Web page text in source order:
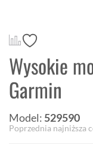
Wysokie
Garmin
Model: 529590
Poprzednia najniższa